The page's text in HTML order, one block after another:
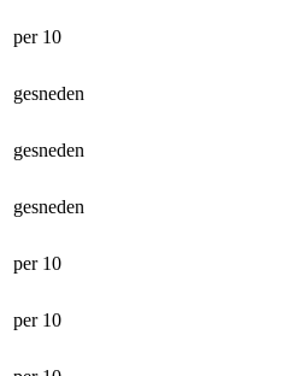
per 10
gesneden
gesneden
gesneden
per 10
per 10